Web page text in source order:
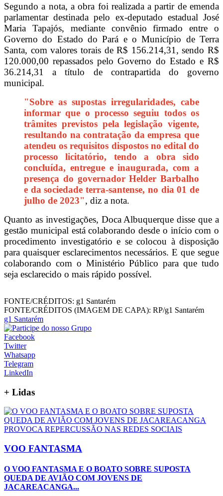
Segundo a nota, a obra foi realizada a partir de emenda
parlamentar destinada pelo ex-deputado estadual José
Maria Tapajós, mediante convênio firmado entre o
Governo do Estado do Pará e o Município de Terra
Santa, com valores torais de R$ 156.214,31, sendo R$
120.000,00 repassados pelo Governo do Estado e R$
36.214,31 a título de contrapartida do governo
municipal.
"Sobre as supostas irregularidades, cabe
informar que o processo seguiu todos os
trâmites previstos pela legislação vigente,
resultando na contratação da empresa que
atendeu os requisitos dispostos no edital do
processo licitatório, tendo a obra sido
concluída, entregue e inaugurada, com a
presença do governador Helder Barbalho
e da sociedade terra-santense, no dia 01 de
julho de 2023", diz a nota.
Quanto as investigações, Doca Albuquerque disse que a
gestão municipal está colaborando desde o início com o
procedimento investigatório e se colocou à disposição
para quaisquer esclarecimentos necessários. E que segue
colaborando com o Ministério Público para que tudo
seja esclarecido o mais rápido possível.
FONTE/CRÉDITOS: g1 Santarém
FONTE/CRÉDITOS (IMAGEM DE CAPA): RP/g1 Santarém
g1 Santarém
Facebook
Twitter
Whatsapp
Telegram
LinkedIn
+ Lidas
VOO FANTASMA
O VOO FANTASMA E O BOATO SOBRE SUPOSTA
QUEDA DE AVIÃO COM JOVENS DE
JACAREACANGA...